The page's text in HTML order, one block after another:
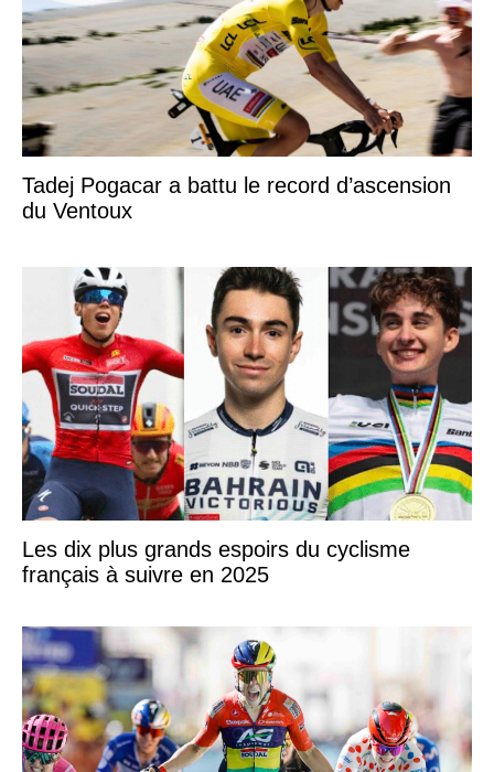
Tadej Pogacar a battu le record d’ascension
du Ventoux
Les dix plus grands espoirs du cyclisme
français à suivre en 2025